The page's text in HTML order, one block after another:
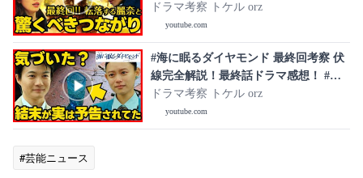
タバレ感想予想 Amazonオリジナル 韓
国 韓流
ドラマ考察 トケル orz
youtube.com
#海に眠るダイヤモンド 最終回考察 伏
線完全解説！最終話ドラマ感想！ #ラ
ストマイル #海に眠るダイアモンド
ドラマ考察 トケル orz
youtube.com
#芸能ニュース